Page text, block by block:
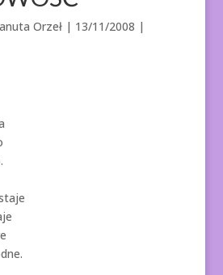
Orzeł| 13/11/2008 |